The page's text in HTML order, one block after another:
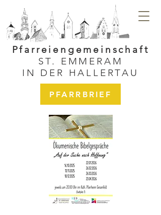
Pfarreiengemeinschaft
ST. EMMERAM
IN DER HALLERTAU
PFARRBRIEF